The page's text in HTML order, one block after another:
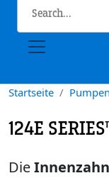
Startseite Pumpen
124E
Die